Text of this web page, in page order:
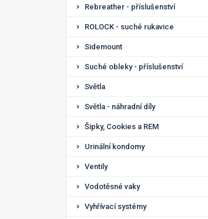
Rebreather - příslušenství
ROLOCK - suché rukavice
Sidemount
Suché obleky - příslušenství
Světla
Světla - náhradní díly
Šipky, Cookies a REM
Urinální kondomy
Ventily
Vodotěsné vaky
Vyhřívací systémy